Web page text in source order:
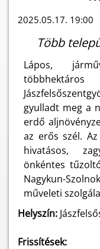
2025.05.17. 19:00
Több
Lápos,
gyulladt meg a
erdő
az erős szél.
hivatásos,
önkéntes
Nagykun-
műveleti
Helyszín:
Frissítések: